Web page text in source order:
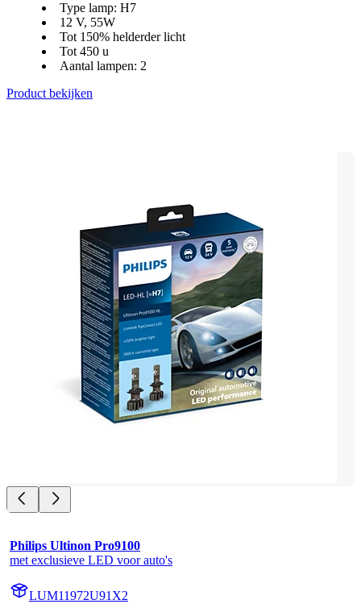
Type lamp: H7
12 V, 55W
Tot 150% helderder licht
Tot 450 u
Aantal lampen: 2
Product bekijken
Philips Ultinon Pro9100
met exclusieve LED voor auto's
LUM11972U91X2